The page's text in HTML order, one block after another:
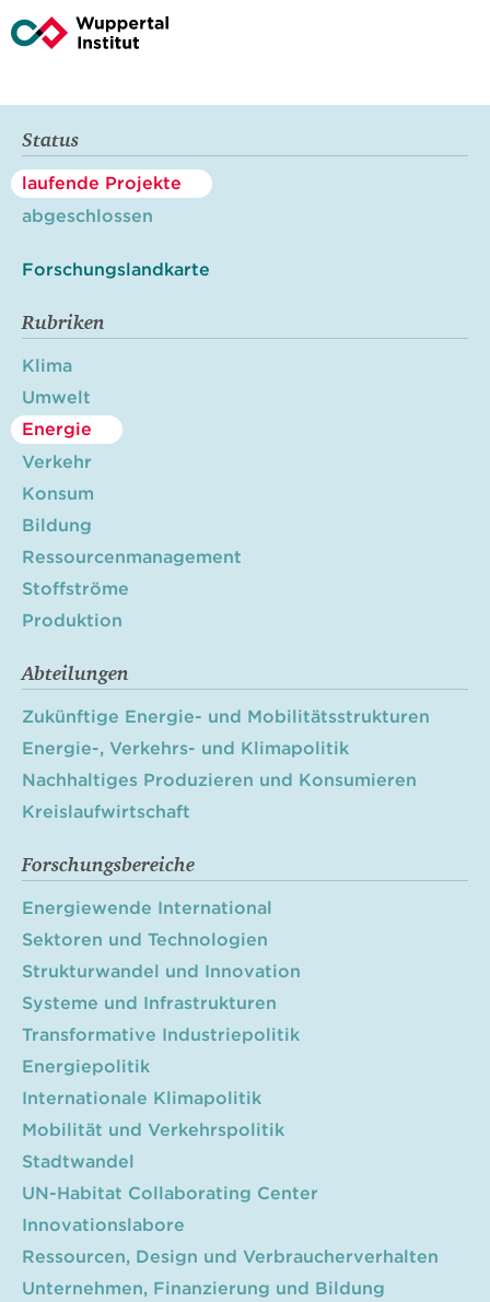
Status
laufende Projekte
abgeschlossen
Forschungslandkarte
Rubriken
Klima
Umwelt
Energie
Verkehr
Konsum
Bildung
Ressourcenmanagement
Stoffströme
Produktion
Abteilungen
Zukünftige Energie- und Mobilitätsstrukturen
Energie-, Verkehrs- und Klimapolitik
Nachhaltiges Produzieren und Konsumieren
Kreislaufwirtschaft
Forschungsbereiche
Energiewende International
Sektoren und Technologien
Strukturwandel und Innovation
Systeme und Infrastrukturen
Transformative Industriepolitik
Energiepolitik
Internationale Klimapolitik
Mobilität und Verkehrspolitik
Stadtwandel
UN-Habitat Collaborating Center
Innovationslabore
Ressourcen, Design und Verbraucherverhalten
Unternehmen, Finanzierung und Bildung